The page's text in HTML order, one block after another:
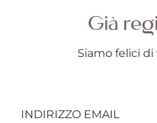
Già
Siamo felici
INDIRIZZO EMAIL